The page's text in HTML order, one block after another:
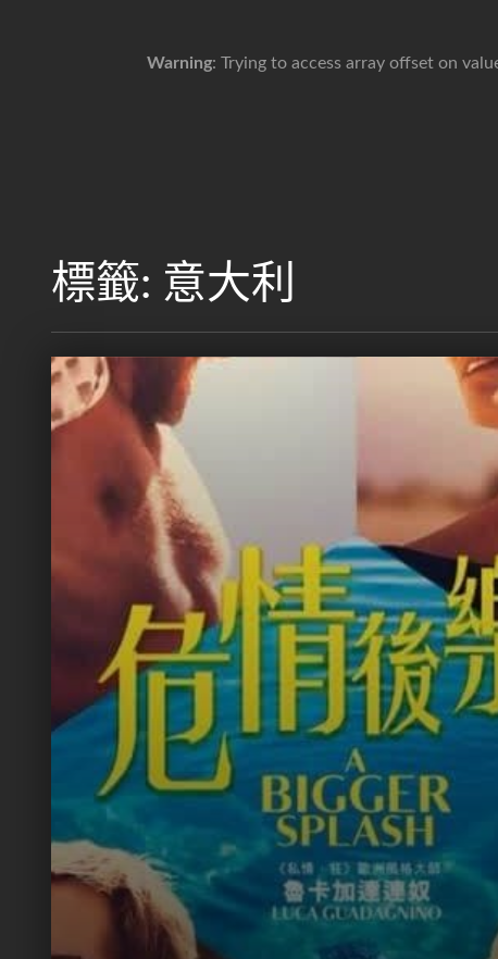
Warning: Trying to access array offset on
標籤: 意大利